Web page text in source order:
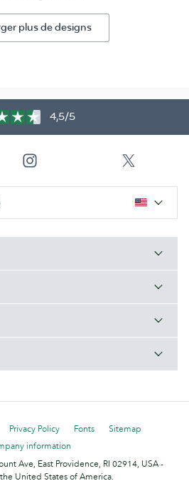
plus de designs
4,5/5
Privacy Policy Fonts
Sitemap
information
Ave, East Providence, RI 02914, USA -
United States of America.